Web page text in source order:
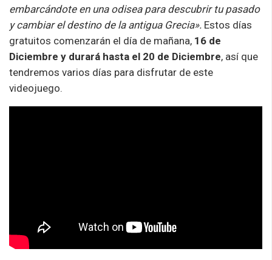
embarcándote en una odisea para descubrir tu pasado
y cambiar el destino de la antigua Grecia». Estos días
gratuitos comenzarán el día de mañana, 16 de
Diciembre y durará hasta el 20 de Diciembre, así que
tendremos varios días para disfrutar de este
videojuego.